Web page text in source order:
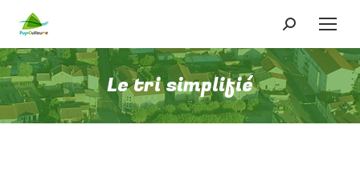
Recherche
:
Le tri simplifié